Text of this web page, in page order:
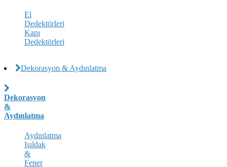
El
Dedektörleri
Kapı
Dedektörleri
Dekorasyon & Aydınlatma
Dekorasyon
&
Aydınlatma
Aydınlatma
Işıldak
&
Fener